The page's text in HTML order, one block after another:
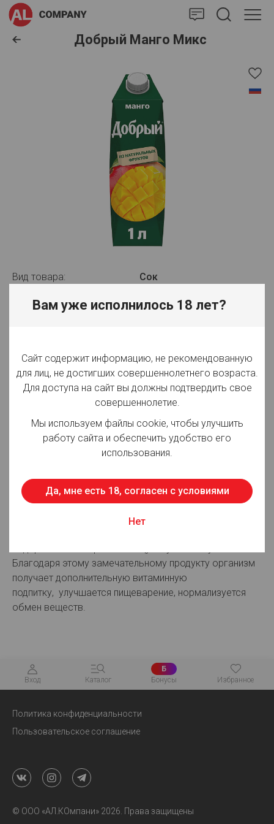
Добрый Манго Микс
Вид товара: Сок
Производитель: ООО "Мултон Партнерс"
Вид упаковки:
Срок годности: 365 суток
Страна производства: Россия
Для просмотра цен авторизуйтесь
Описание:
Напиток ДОБРЫЙ со вкусом манго понравится
любителям тропических фруктов и ярких впечатлений.
Благодаря этому замечательному продукту организм
получает дополнительную витаминную
подпитку, улучшается пищеварение, нормализуется
обмен веществ.
Вход Каталог
Б
Бонусы
Избранное
Политика конфиденциальности
Пользовательское соглашение
© ООО «АЛ.КОмпани» 2026. Права защищены
Вам уже исполнилось 18 лет?
Сайт содержит информацию, не рекомендованную
для лиц, не достигших совершеннолетнего возраста.
Для доступа на сайт вы должны подтвердить свое
совершеннолетие.
Мы используем файлы cookie, чтобы улучшить
работу сайта и обеспечить удобство его
использования.
Да, мне есть 18, согласен с условиями
Нет